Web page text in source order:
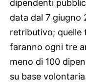
dipendenti
data dal 7 giugno
retributivo; quelle
faranno ogni tre
meno di 100
su base